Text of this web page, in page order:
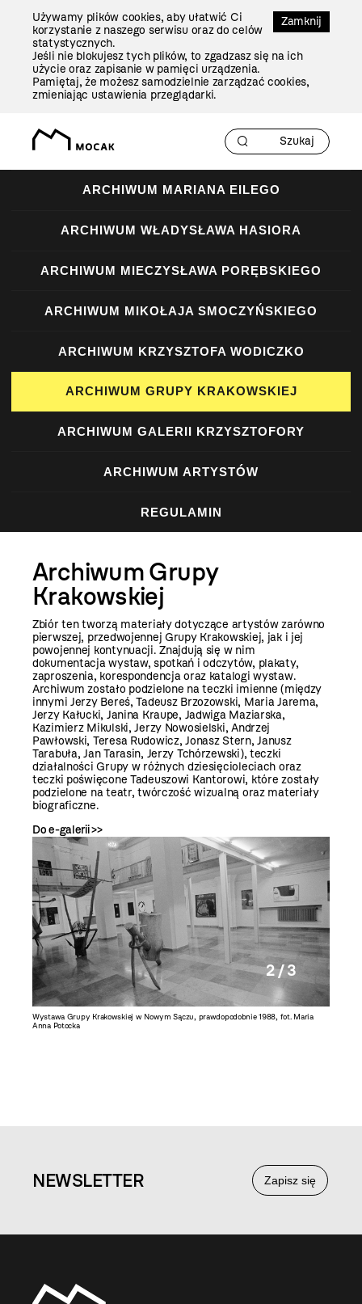
Zamknij
Używamy plików cookies, aby ułatwić Ci
korzystanie z naszego serwisu oraz do celów
statystycznych.
Jeśli nie blokujesz tych plików, to zgadzasz się na ich
użycie oraz zapisanie w pamięci urządzenia.
Pamiętaj, że możesz samodzielnie zarządzać cookies,
zmieniając ustawienia przeglądarki.
ARCHIWUM MARIANA EILEGO
ARCHIWUM WŁADYSŁAWA HASIORA
ARCHIWUM MIECZYSŁAWA PORĘBSKIEGO
ARCHIWUM MIKOŁAJA SMOCZYŃSKIEGO
ARCHIWUM KRZYSZTOFA WODICZKO
ARCHIWUM GRUPY KRAKOWSKIEJ
ARCHIWUM GALERII KRZYSZTOFORY
ARCHIWUM ARTYSTÓW
REGULAMIN
Archiwum Grupy
Krakowskiej
Zbiór ten tworzą materiały dotyczące artystów zarówno
pierwszej, przedwojennej Grupy Krakowskiej, jak i jej
powojennej kontynuacji. Znajdują się w nim
dokumentacja wystaw, spotkań i odczytów, plakaty,
zaproszenia, korespondencja oraz katalogi wystaw.
Archiwum zostało podzielone na teczki imienne (między
innymi Jerzy Bereś, Tadeusz Brzozowski, Maria Jarema,
Jerzy Kałucki, Janina Kraupe, Jadwiga Maziarska,
Kazimierz Mikulski, Jerzy Nowosielski, Andrzej
Pawłowski, Teresa Rudowicz, Jonasz Stern, Janusz
Tarabuła, Jan Tarasin, Jerzy Tchórzewski), teczki
działalności Grupy w różnych dziesięcioleciach oraz
teczki poświęcone Tadeuszowi Kantorowi, które zostały
podzielone na teatr, twórczość wizualną oraz materiały
biograficzne.
Do e-galerii >>
Wystawa Grupy Krakowskiej w Nowym Sączu, prawdopodobnie 1988, fot. Maria
Anna Potocka
2 / 3
Zapisz się
NEWSLETTER